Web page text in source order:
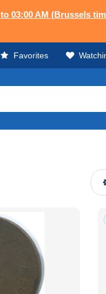
03:00 AM (Brussels
Favorites